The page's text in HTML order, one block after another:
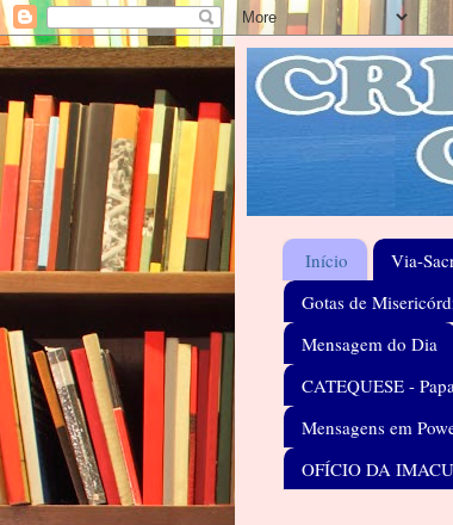
Início Via-
Gotas de
Mensagem do Dia
CATEQUESE -
Mensagens em
OFÍCIO DA